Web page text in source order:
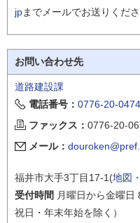
jpまでメールでお送りくださ
お問い合わせ先
道路建設課
電話番号： 0776-20-0474
ファックス： 0776-20-
メール：
福井市大手3丁目17-1(地図
受付時間 月曜日から金曜日
祝日・年末年始を除く）